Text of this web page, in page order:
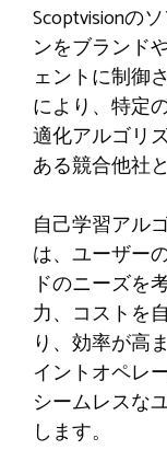
Scoptvisionの
ンをブランド
ェントに制御
により、特定
適化アルゴリ
ある競合他社
自己学習アル
は、ユーザー
ドのニーズを
力、コストを
り、効率が高
イントオペレ
シームレスな
します。